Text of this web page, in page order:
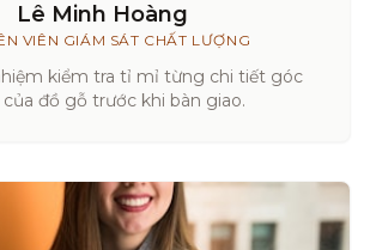
Lê Minh Hoàng
VIÊN GIÁM SÁT CHẤT LƯỢNG
kiểm tra tỉ mỉ từng chi tiết góc
của đồ gỗ trước khi bàn giao.